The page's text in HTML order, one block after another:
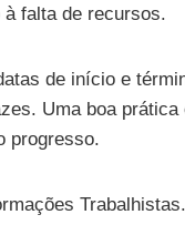
falta de recursos.
de início e
Uma boa
progresso.
Trabalhistas.